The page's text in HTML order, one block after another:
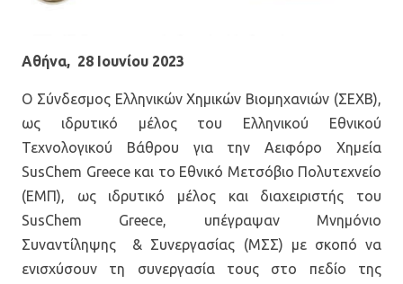
Αθήνα, 28 Ιουνίου 2023
Ο Σύνδεσμος Ελληνικών Χημικών Βιομηχανιών (ΣΕΧΒ),
ως ιδρυτικό μέλος του Ελληνικού Εθνικού
Τεχνολογικού Βάθρου για την Αειφόρο Χημεία
SusChem Greece και το Εθνικό Μετσόβιο Πολυτεχνείο
(ΕΜΠ), ως ιδρυτικό μέλος και διαχειριστής του
SusChem Greece, υπέγραψαν Μνημόνιο
Συναντίληψης & Συνεργασίας (ΜΣΣ) με σκοπό να
ενισχύσουν τη συνεργασία τους στο πεδίο της